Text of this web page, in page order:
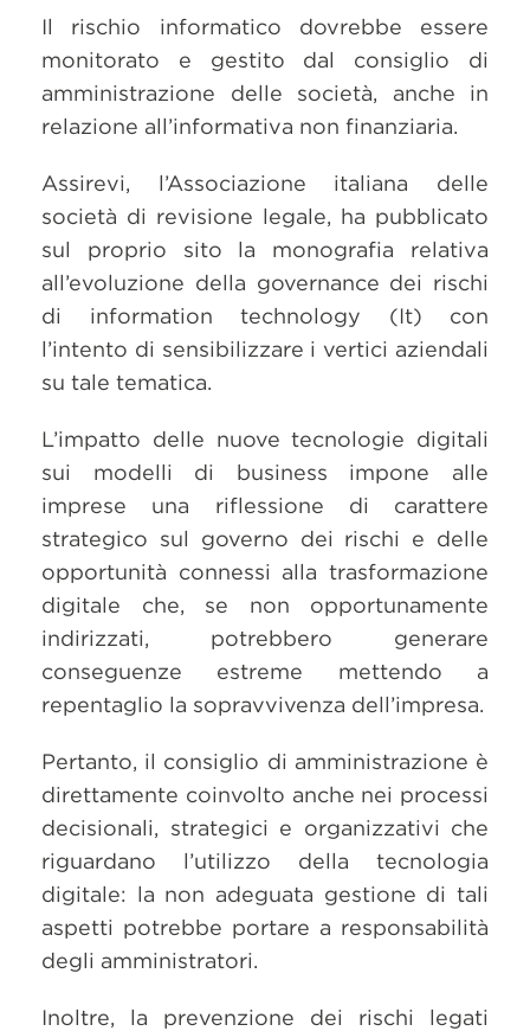
Il rischio informatico dovrebbe essere
monitorato e gestito dal consiglio di
amministrazione delle società, anche in
relazione all’informativa non finanziaria.
Assirevi, l’Associazione italiana delle
società di revisione legale, ha pubblicato
sul proprio sito la monografia relativa
all’evoluzione della governance dei rischi
di information technology (It) con
l’intento di sensibilizzare i vertici aziendali
su tale tematica.
L’impatto delle nuove tecnologie digitali
sui modelli di business impone alle
imprese una riflessione di carattere
strategico sul governo dei rischi e delle
opportunità connessi alla trasformazione
digitale che, se non opportunamente
indirizzati, potrebbero generare
conseguenze estreme mettendo a
repentaglio la sopravvivenza dell’impresa.
Pertanto, il consiglio di amministrazione è
direttamente coinvolto anche nei processi
decisionali, strategici e organizzativi che
riguardano l’utilizzo della tecnologia
digitale: la non adeguata gestione di tali
aspetti potrebbe portare a responsabilità
degli amministratori.
Inoltre, la prevenzione dei rischi legati